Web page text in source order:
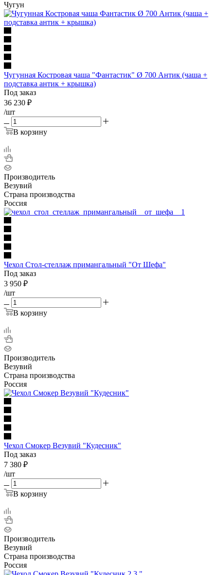
Чугун
Чугунная Костровая чаша "Фантастик" Ø 700 Антик (чаша +
подставка антик + крышка)
Под заказ
36 230 ₽
/шт
В корзину
Производитель
Везувий
Страна производства
Россия
Чехол Стол-стеллаж примангальный "От Шефа"
Под заказ
3 950 ₽
/шт
В корзину
Производитель
Везувий
Страна производства
Россия
Чехол Смокер Везувий "Кудесник"
Под заказ
7 380 ₽
/шт
В корзину
Производитель
Везувий
Страна производства
Россия